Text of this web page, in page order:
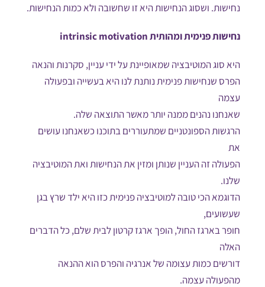
נחישות. ושסוג הנחישות היא זו שחשובה ולא כמות הנחישות.
נחישות פנימית ומהותית intrinsic motivation
היא סוג המוטיבציה שמאופיינת על ידי עניין, סקרנות והנאה
הפרס שנחישות פנימית נותנת לנו היא בעשייה ובפעולה
עצמה
שאנחנו נהנים ממנה יותר מאשר התוצאה שלה.
הרגשות הספונטניים שמתעוררים בתוכנו כשאנחנו עושים
את
הפעולה זה העניין שנותן ומזין את הנחישות ואת המוטיבציה
שלנו.
הדוגמא הכי טובה למוטיבציה פנימית כזו היא ילד שרץ בגן
שעשועים,
חופר בארגז החול, הופך ארגז קרטון לבית שלם, כל הדברים
האלה
דורשים כמות עצומה של אנרגיה והפרס הוא ההנאה
מהפעולה עצמה.